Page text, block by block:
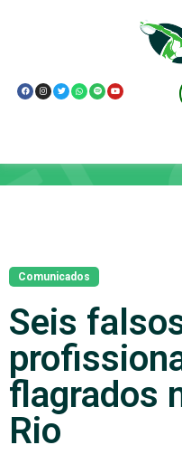
Comunicados
Seis
flagrados
Rio